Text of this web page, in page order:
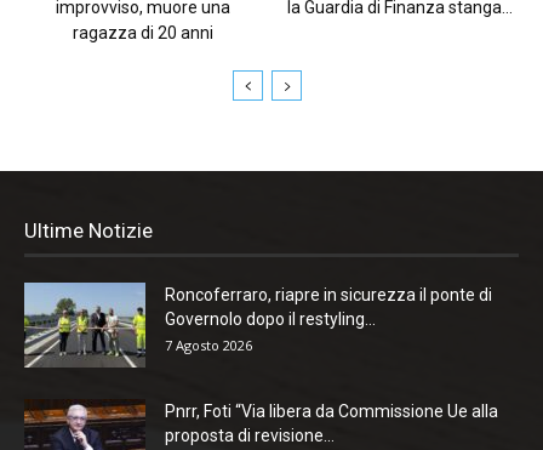
improvviso, muore una
ragazza di 20 anni
la Guardia di Finanza stanga...
Ultime Notizie
Roncoferraro, riapre in sicurezza il ponte di
Governolo dopo il restyling...
7 Agosto 2026
Pnrr, Foti “Via libera da Commissione Ue alla
proposta di revisione...